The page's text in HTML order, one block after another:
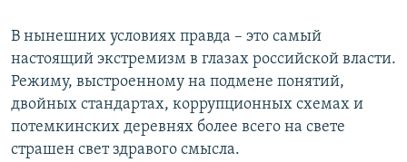
В нынешних условиях правда – это самый
настоящий экстремизм в глазах российской власти.
Режиму, выстроенному на подмене понятий,
двойных стандартах, коррупционных схемах и
потемкинских деревнях более всего на свете
страшен свет здравого смысла.